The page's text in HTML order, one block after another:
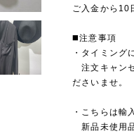
ご入金から10
◼️注意事項
・タイミング
注文キャン
ださいませ。
・こちらは輸
新品未使用